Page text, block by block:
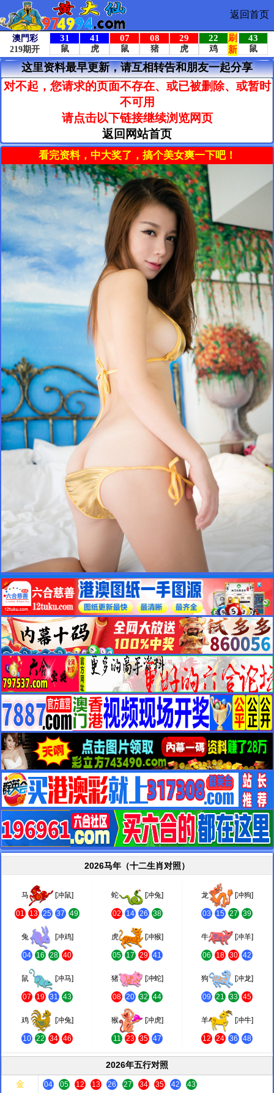
返回首页
这里资料最早更新，请互相转告和朋友一起分享
对不起，您请求的页面不存在、或已被删除、或暂时
不可用
请点击以下链接继续浏览网页
返回网站首页
看完资料，中大奖了，搞个美女爽一下吧！
2026马年（十二生肖对照）
马 [冲鼠]
01 13 25 37 49
蛇 [冲兔]
02 14 26 38
龙 [冲狗]
03 15 27 39
兔 [冲鸡]
04 16 28 40
虎 [冲猴]
05 17 29 41
牛 [冲羊]
06 18 30 42
鼠 [冲马]
07 19 31 43
猪 [冲蛇]
08 20 32 44
狗 [冲龙]
09 21 33 45
鸡 [冲兔]
10 22 34 46
猴 [冲虎]
11 23 35 47
羊 [冲牛]
12 24 36 48
2026年五行对照
金
04 05 12 13 26 27 34 35 42 43